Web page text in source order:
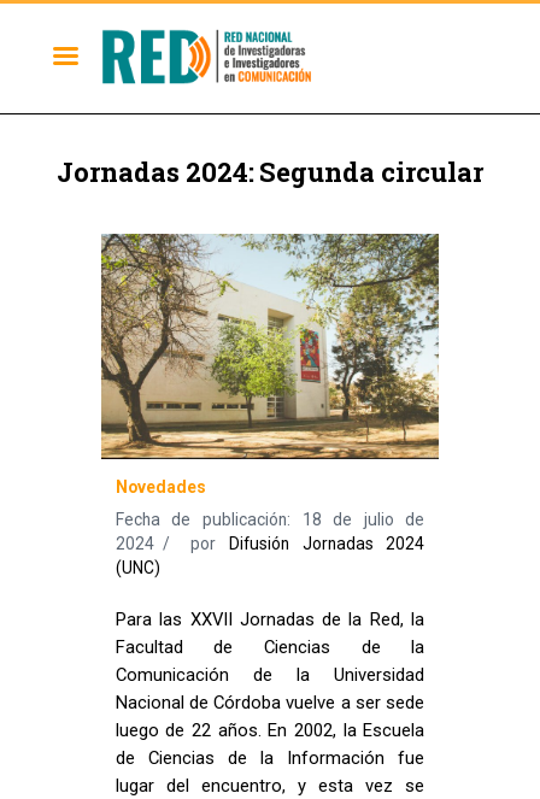
Jornadas 2024: Segunda circular
Novedades
Fecha de publicación: 18 de julio de
2024
por
Difusión Jornadas 2024
(UNC)
Para las XXVII Jornadas de la Red, la
Facultad de Ciencias de la
Comunicación de la Universidad
Nacional de Córdoba vuelve a ser sede
luego de 22 años. En 2002, la Escuela
de Ciencias de la Información fue
lugar del encuentro, y esta vez se